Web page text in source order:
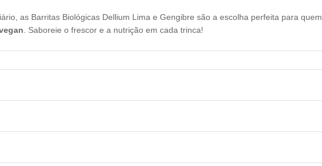
as Barritas Biológicas Dellium Lima e Gengibre são a escolha perfeita para quem
. Saboreie o frescor e a nutrição em cada trinca!